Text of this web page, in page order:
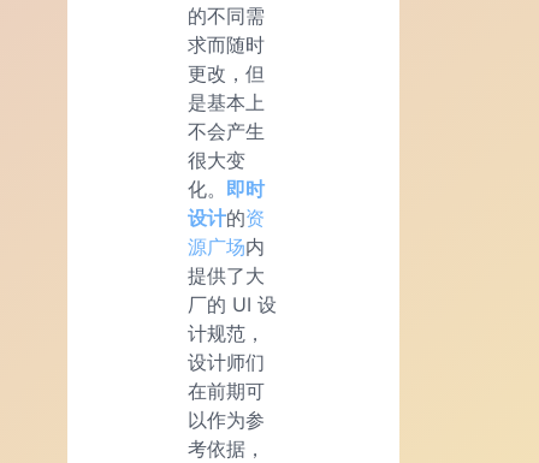
的不同需
求而随时
更改，但
是基本上
不会产生
很大变
化。 即时
设计的资
源广场内
提供了大
厂的 UI 设
计规范，
设计师们
在前期可
以作为参
考依据，